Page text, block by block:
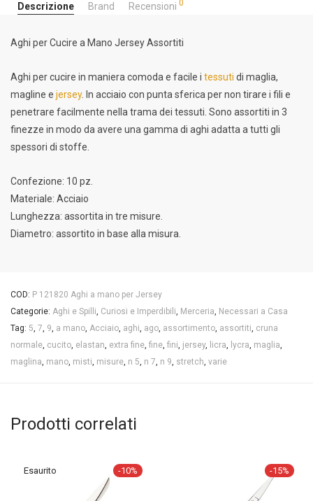
Descrizione Brand Recensioni 0
Aghi per Cucire a Mano Jersey Assortiti
Aghi per cucire in maniera comoda e facile i tessuti di maglia,
magline e jersey. In acciaio con punta sferica per non tirare i fili e
penetrare facilmente nella trama dei tessuti. Sono assortiti in 3
finezze in modo da avere una gamma di aghi adatta a tutti gli
spessori di stoffe.
Confezione: 10 pz.
Materiale: Acciaio
Lunghezza: assortita in tre misure.
Diametro: assortito in base alla misura.
COD: P 121820 Aghi a mano per Jersey
Categorie: Aghi e Spilli Curiosi e Imperdibili Merceria Necessari a Casa
Tag: 5 7 9 a mano Acciaio aghi ago assortimento assortiti cruna
normale cucito elastan extra fine fine fini jersey, licra lycra maglia
maglina mano misti misure n 5 n 7 n 9 stretch varie
Prodotti correlati
-10% -15%